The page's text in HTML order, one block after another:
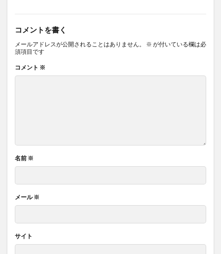
コメントを書く
メールアドレスが公開されることはありません。 ※ が付いている欄は必
須項目です
コメント ※
名前 ※
メール※
サイト